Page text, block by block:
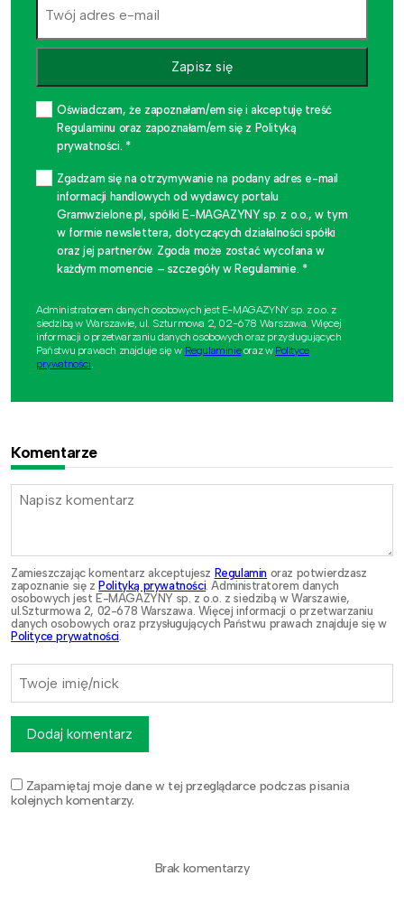
Zapisz się
Oświadczam, że zapoznałam/em się i akceptuję treść
Regulaminu oraz zapoznałam/em się z Polityką
prywatności. *
Zgadzam się na otrzymywanie na podany adres e-mail
informacji handlowych od wydawcy portalu
Gramwzielone.pl, spółki E-MAGAZYNY sp. z o.o., w tym
w formie newslettera, dotyczących działalności spółki
oraz jej partnerów. Zgoda może zostać wycofana w
każdym momencie – szczegóły w Regulaminie. *
Administratorem danych osobowych jest E-MAGAZYNY sp. z o.o. z
siedzibą w Warszawie, ul. Szturmowa 2, 02-678 Warszawa. Więcej
informacji o przetwarzaniu danych osobowych oraz przysługujących
Państwu prawach znajduje się w Regulaminieoraz w Polityce
prywatności
Komentarze
Zamieszczając komentarz akceptujesz Regulamin oraz potwierdzasz
zapoznanie się z Polityką prywatności. Administratorem danych
osobowych jest E-MAGAZYNY sp. z o.o. z siedzibą w Warszawie,
ul.Szturmowa 2, 02-678 Warszawa. Więcej informacji o przetwarzaniu
danych osobowych oraz przysługujących Państwu prawach znajduje się w
Polityce prywatności.
Zapamiętaj moje dane w tej przeglądarce podczas pisania
kolejnych komentarzy.
Dodaj komentarz
Brak komentarzy